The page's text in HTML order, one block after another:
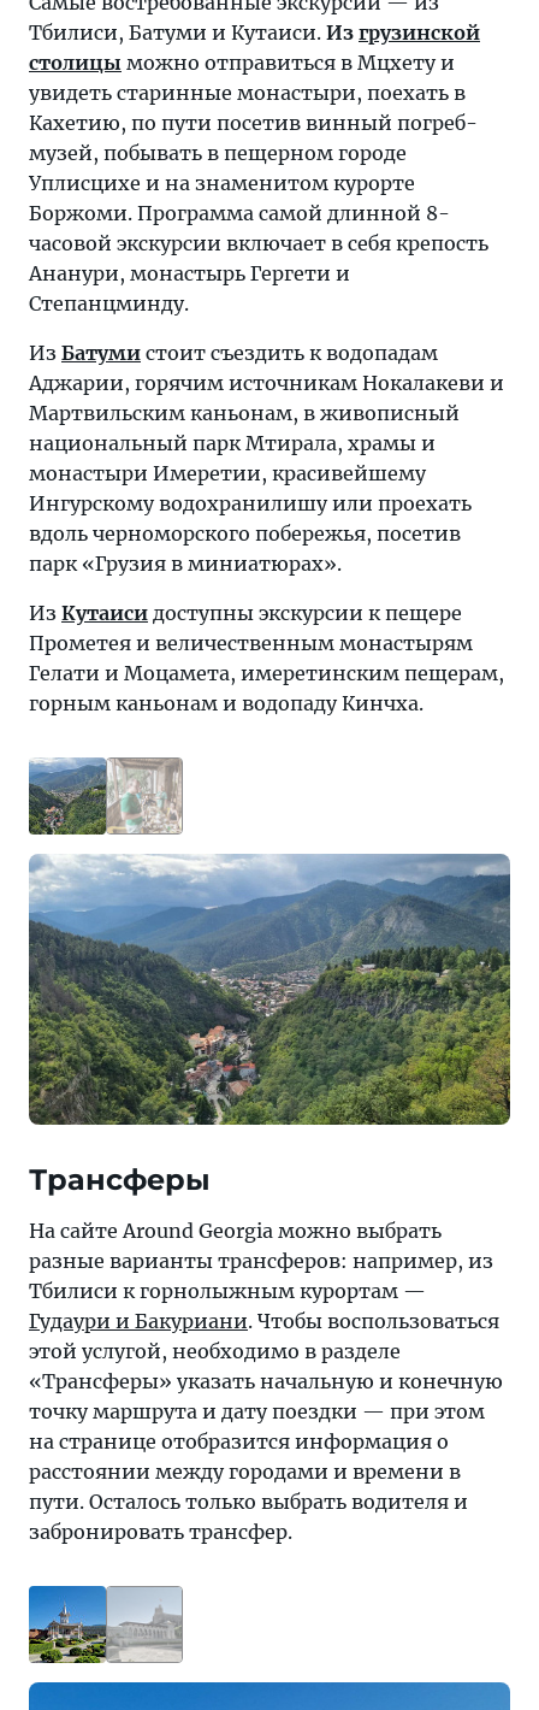
Тбилиси, Батуми и Кутаиси. Из грузинской
столицы можно отправиться в Мцхету и
увидеть старинные монастыри, поехать в
Кахетию, по пути посетив винный погреб-
музей, побывать в пещерном городе
Уплисцихе и на знаменитом курорте
Боржоми. Программа самой длинной 8-
часовой экскурсии включает в себя крепость
Ананури, монастырь Гергети и
Степанцминду.
Из Батуми стоит съездить к водопадам
Аджарии, горячим источникам Нокалакеви и
Мартвильским каньонам, в живописный
национальный парк Мтирала, храмы и
монастыри Имеретии, красивейшему
Ингурскому водохранилишу или проехать
вдоль черноморского побережья, посетив
парк «Грузия в миниатюрах».
Из Кутаиси доступны экскурсии к пещере
Прометея и величественным монастырям
Гелати и Моцамета, имеретинским пещерам,
горным каньонам и водопаду Кинчха.
Трансферы
На сайте Around Georgia можно выбрать
разные варианты трансферов: например, из
Тбилиси к горнолыжным курортам —
Гудаури и Бакуриани. Чтобы воспользоваться
этой услугой, необходимо в разделе
«Трансферы» указать начальную и конечную
точку маршрута и дату поездки — при этом
на странице отобразится информация о
расстоянии между городами и времени в
пути. Осталось только выбрать водителя и
забронировать трансфер.